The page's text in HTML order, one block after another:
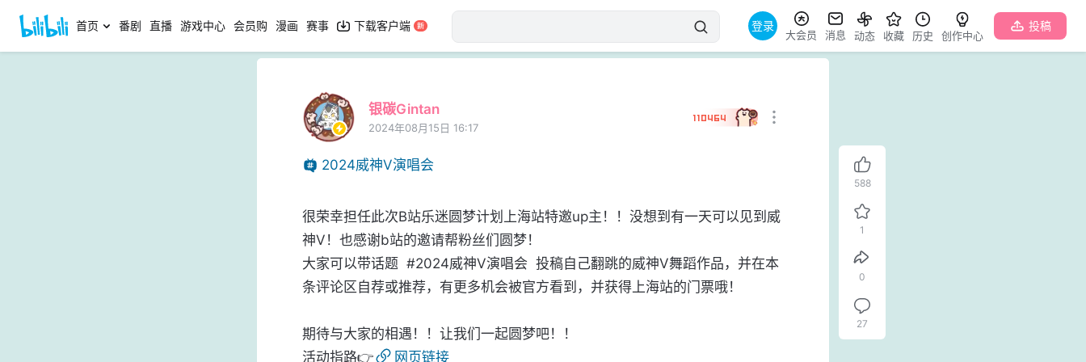
首页 番剧 直播 游戏中心 会员购 漫画 赛事 下载客户端 登录
大会员 消息 动态 收藏 历史 创作中心
投稿
银碳Gintan
2024年08月15日 16:17
110464
2024威神V演唱会
很荣幸担任此次B站乐迷圆梦计划上海站特邀up主！！没想到有一天可以见到威
神V！也感谢b站的邀请帮粉丝们圆梦！
大家可以带话题  #2024威神V演唱会  投稿自己翻跳的威神V舞蹈作品，并在本
条评论区自荐或推荐，有更多机会被官方看到，并获得上海站的门票哦！
期待与大家的相遇！！让我们一起圆梦吧！！
活动指路👉
网页链接​
588
1
0
27